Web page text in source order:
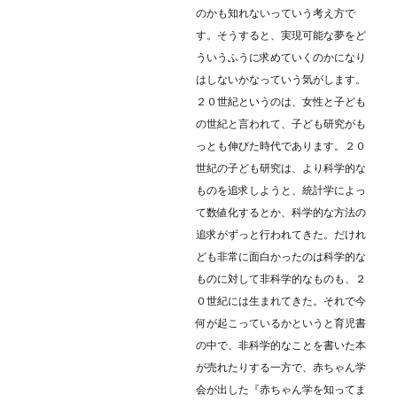
のかも知れないっていう考え方で
す。そうすると、実現可能な夢をど
ういうふうに求めていくのかになり
はしないかなっていう気がします。
２０世紀というのは、女性と子ども
の世紀と言われて、子ども研究がも
っとも伸びた時代であります。２０
世紀の子ども研究は、より科学的な
ものを追求しようと、統計学によっ
て数値化するとか、科学的な方法の
追求がずっと行われてきた。だけれ
ども非常に面白かったのは科学的な
ものに対して非科学的なものも、２
０世紀には生まれてきた。それで今
何が起こっているかというと育児書
の中で、非科学的なことを書いた本
が売れたりする一方で、赤ちゃん学
会が出した『赤ちゃん学を知ってま